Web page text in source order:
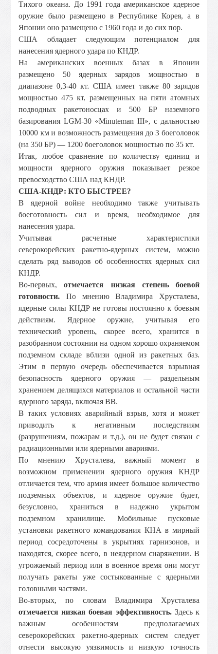
Тихого океана. До 1991 года американское ядерное
оружие было размещено в Республике Корея, а в
Японии оно размещено с 1960 года и до сих пор.
США обладает следующим потенциалом для
нанесения ядерного удара по КНДР.
На американских военных базах в Японии
размещено 50 ядерных зарядов мощностью в
диапазоне 0,3-40 кт. США имеет также 80 зарядов
мощностью 475 кт, размещенных на пяти атомных
подводных ракетоносцах и 500 БР наземного
базирования LGM-30 «Minuteman III», с дальностью
10000 кми возможность размещения до 3 боеголовок
(на 350 БР) — 1200 боеголовок мощностью по 35 кт.
Итак, любое сравнение по количеству единиц и
мощности ядерного оружия показывает резкое
превосходство США над КНДР.
США-КНДР: КТО БЫСТРЕЕ?
В ядерной войне необходимо также учитывать
боеготовность сил и время, необходимое для
нанесения удара.
Учитывая расчетные характеристики
северокорейских ракетно-ядерных систем, можно
сделать ряд выводов об особенностях ядерных сил
КНДР.
Во-первых,отмечается низкая степень боевой
готовности. По мнению Владимира Хрусталева,
ядерные силы КНДР не готовы постоянно к боевым
действиям. Ядерное оружие, учитывая его
технический уровень, скорее всего, хранится в
разобранном состоянии на одном хорошо охраняемом
подземном складе вблизи одной из ракетных баз.
Этим в первую очередь обеспечивается взрывная
безопасность ядерного оружия — раздельным
хранением делящихся материалов и остальной части
ядерного заряда, включая ВВ.
В таких условиях аварийный взрыв, хотя и может
приводить к негативным последствиям
(разрушениям, пожарам и т.д.), он не будет связан с
радиационными или ядерными авариями.
По мнению Хрусталева, важный момент в
возможном применении ядерного оружия КНДР
отличается тем, что армия имеет большое количество
подземных объектов, и ядерное оружие будет,
безусловно, храниться в надежно укрытом
подземном хранилище. Мобильные пусковые
установки ракетного командования КНА в мирный
период сосредоточены в укрытиях гарнизонов, и
находятся, скорее всего, в неядерном снаряжении. В
угрожаемый период или в военное время они могут
получать ракеты уже состыкованные с ядерными
головными частями.
Во-вторых, по словам Владимира Хрусталева
отмечается низкая боевая эффективность.Здесь к
важным особенностям предполагаемых
северокорейских ракетно-ядерных систем следует
отнести высокую уязвимость и низкую точность